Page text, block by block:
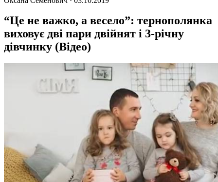
“Це не важко, а весело”: тернополянка
виховує дві пари двійнят і 3-річну
дівчинку (Відео)